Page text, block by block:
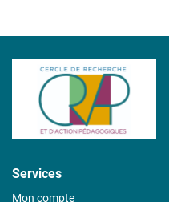
Services
Mon compte